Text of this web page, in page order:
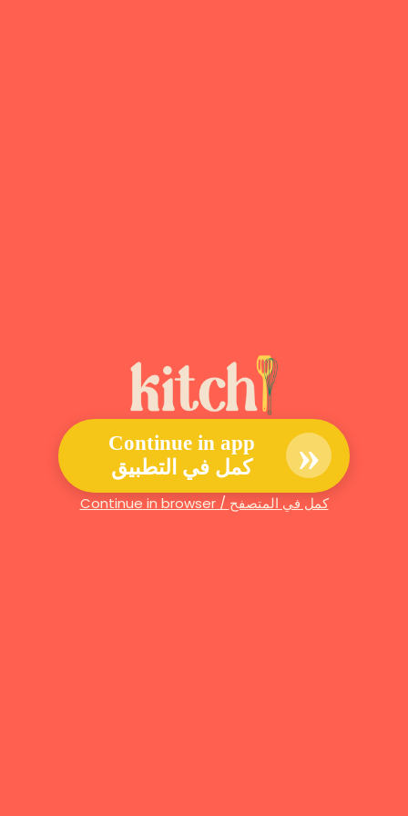
Continue in app
كمل في التطبيق
»
Continue in browser / كمل في المتصفح